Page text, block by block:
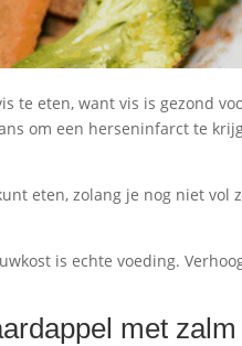
te eten, want vis is gezond
om een herseninfarct te
eten, zolang je nog niet vol
is echte voeding.
met